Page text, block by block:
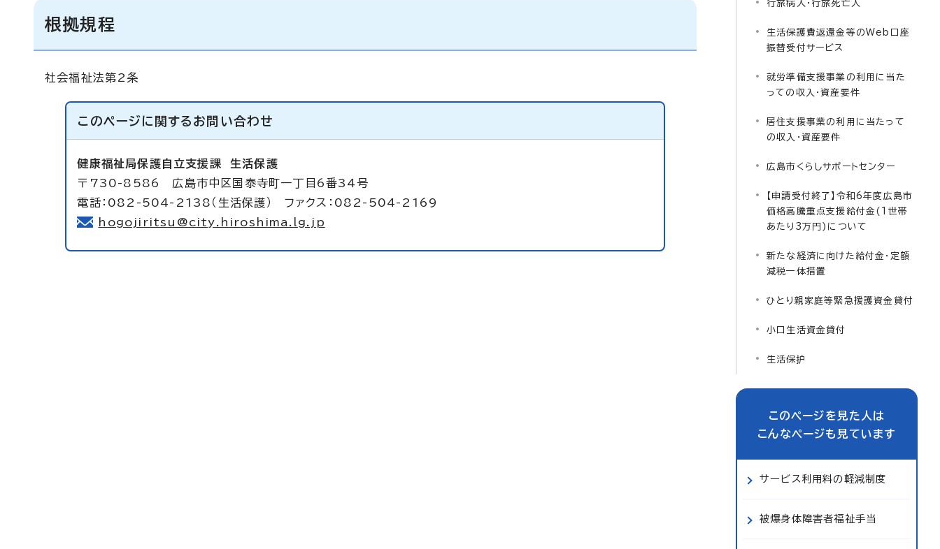
根拠規程
社会福祉法第2条
このページに関する お問い合わせ
健康福祉局保護自立支援課生活保護
〒730-8586 広島市中区国泰寺町一丁目6番34号
電話：082-504-2138（生活保護） ファクス：082-504-2169
hogojiritsu@city.hiroshima.lg.jp
行旅病人・行旅死亡人
生活保護費返還金等のWeb口座
振替受付サービス
就労準備支援事業の利用に当た
っての収入・資産要件
居住支援事業の利用に当たって
の収入・資産要件
広島市くらしサポートセンター
【申請受付終了】令和6年度広島市
価格高騰重点支援給付金(1世帯
あたり3万円)について
新たな経済に向けた給付金・定額
減税一体措置
ひとり親家庭等緊急援護資金貸付
小口生活資金貸付
生活保护
このページを見た人は
こんなページも見ています
サービス利用料の軽減制度
被爆身体障害者福祉手当